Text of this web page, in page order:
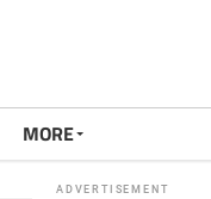
MORE
ADVERTISEMENT